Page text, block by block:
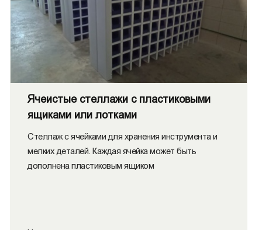
Ячеистые стеллажи с пластиковыми
ящиками или лотками
Стеллаж с ячейками для хранения инструмента и
мелких деталей. Каждая ячейка может быть
дополнена пластиковым ящиком